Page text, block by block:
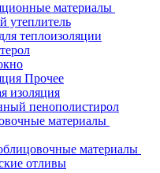
материалы
утеплитель
теплоизоляции
Прочее
изоляция
пенополистирол
материалы
материалы
отливы